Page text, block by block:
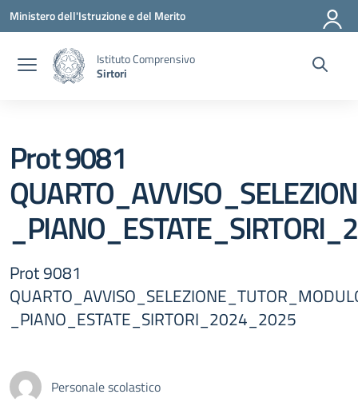
Vai ai contenuti
Vai al menu di navigazione
Vai al footer
Ministero dell'Istruzione e del Merito
Istituto Comprensivo
Sirtori
Prot 9081
Prot 9081
_PIANO_ESTATE_SIRTORI_2024_2025
Personale scolastico